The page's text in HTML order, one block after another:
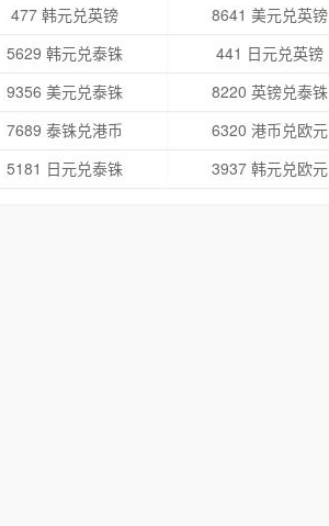
477 韩元兑英镑 8641 美元兑英镑
5629 韩元兑泰铢 441 日元兑英镑
9356 美元兑泰铢 8220 英镑兑泰铢
7689 泰铢兑港币 6320 港币兑欧元
5181 日元兑泰铢 3937 韩元兑欧元